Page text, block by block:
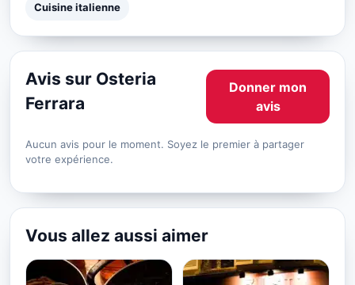
Cuisine italienne
Avis sur Osteria
Ferrara
Donner mon
avis
Aucun avis pour le moment. Soyez le premier à partager
votre expérience.
Vous allez aussi aimer